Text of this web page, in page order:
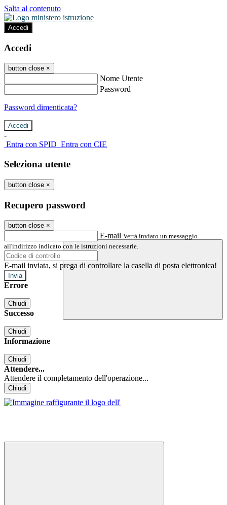
Salta al contenuto
Accedi
Accedi
button close ×
Nome Utente
Password
Password dimenticata?
-
Entra con SPID Entra con CIE
Seleziona utente
button close ×
Recupero password
button close ×
E-mail Verrà inviato un messaggio
all'indirizzo indicato con le istruzioni necessarie.
E-mail inviata, si prega di controllare la casella di posta elettronica!
Errore
Chiudi
Successo
Chiudi
Informazione
Chiudi
Attendere...
Attendere il completamento dell'operazione...
Chiudi